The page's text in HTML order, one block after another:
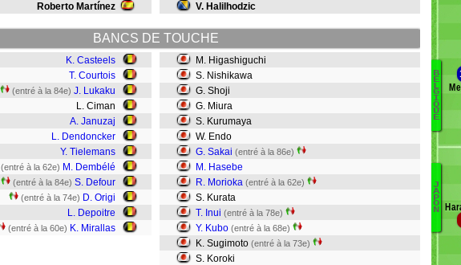
Roberto Martínez V. Halilhodzic
BANCS DE TOUCHE
K. Casteels
T. Courtois
(entré à la 84e) J. Lukaku
L. Ciman
A. Januzaj
L. Dendoncker
Y. Tielemans
(entré à la 62e) M. Dembélé
(entré à la 84e) S. Defour
(entré à la 74e) D. Origi
L. Depoitre
(entré à la 60e) K. Mirallas
M. Higashiguchi
S. Nishikawa
G. Shoji
G. Miura
S. Kurumaya
W. Endo
G. Sakai (entré à la 86e)
M. Hasebe
R. Morioka (entré à la 62e)
S. Kurata
T. Inui (entré à la 78e)
Y. Kubo (entré à la 68e)
K. Sugimoto (entré à la 73e)
S. Koroki
B
E
L
G
I
Q
U
E
J
A
P
O
N